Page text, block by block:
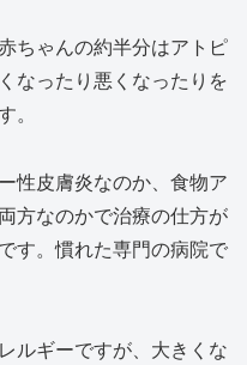
ちゃんの約半分はアトピ
なったり悪くなったりを
性皮膚炎なのか、食物ア
方なのかで治療の仕方が
す。慣れた専門の病院で
ルギーですが、大きくな